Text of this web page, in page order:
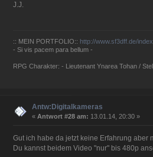
J.J.
:: MEIN PORTFOLIO:: http://www.sf3dff.de/
- Si vis pacem para bellum -
RPG Charakter: - Lieutenant Ynarea Tohan /
Antw:Digitalkameras
« Antwort #28 am: 13.01.14, 20:30 »
Gut ich habe da jetzt keine Erfahrung
Du kannst beidem Video "nur" bis 480p